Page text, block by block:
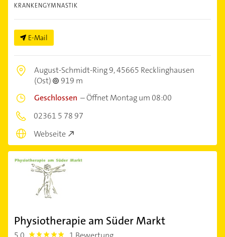
KRANKENGYMNASTIK
E-Mail
August-Schmidt-Ring 9,45665 Recklinghausen
(Ost)
919 m
Geschlossen –Öffnet Montag um 08:00
02361 5 78 97
Webseite
Physiotherapie am Süder Markt